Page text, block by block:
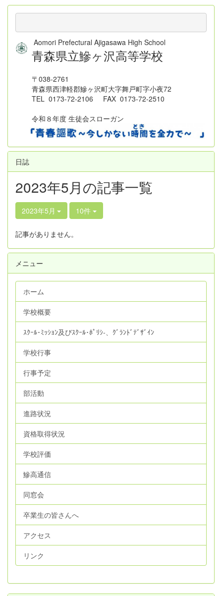
Aomori Prefectural Ajigasawa High School
青森県立鰺ヶ沢高等学校
〒038-2761
青森県西津軽郡鰺ヶ沢町大字舞戸町字小夜72
TEL 0173-72-2106 FAX 0173-72-2510
令和８年度 生徒会スローガン
日誌
2023年5月の記事一覧
2023年5月 10件
記事がありません。
メニュー
ホーム
学校概要
ｽｸｰﾙ･ﾐｯｼｮﾝ及びｽｸｰﾙ･ﾎﾟﾘｼ‐、ｸﾞﾗﾝﾄﾞﾃﾞｻﾞｲﾝ
学校行事
行事予定
部活動
進路状況
資格取得状況
学校評価
鰺高通信
同窓会
卒業生の皆さんへ
アクセス
リンク